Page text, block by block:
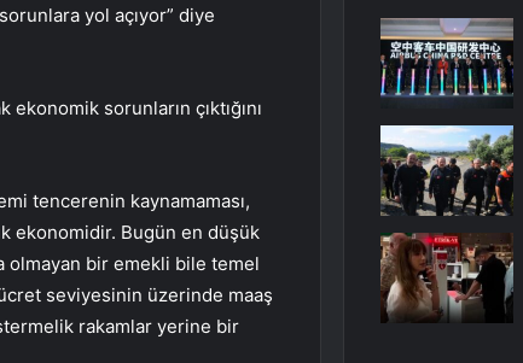
yol açıyor” diye
sorunların çıktığını
tencerenin kaynamaması,
ekonomidir. Bugün en düşük
olmayan bir emekli bile temel
seviyesinin üzerinde maaş
rakamlar yerine bir